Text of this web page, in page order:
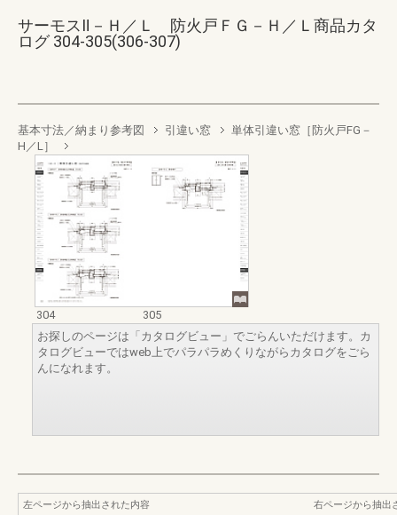
サーモスⅡ－Ｈ／Ｌ 防火戸ＦＧ－Ｈ／Ｌ商品カタ
ログ 304-305(306-307)
基本寸法／納まり参考図 引違い窓
単体引違い窓［防火戸FG－
H／L］
304
305
お探しのページは「カタログビュー」でごらんいただけます。カ
タログビューではweb上でパラパラめくりながらカタログをごら
んになれます。
左ページから抽出された内容
右ページから抽出